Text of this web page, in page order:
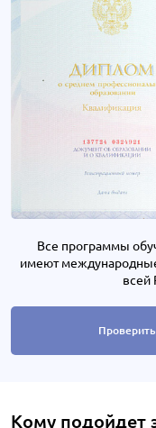
Все программы
имеют
всей
Кому подойдет